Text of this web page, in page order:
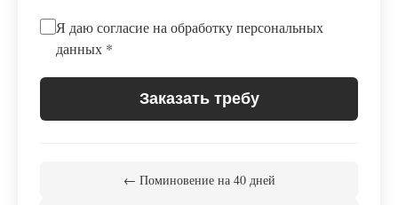
Я даю согласие на обработку персональных
данных *
Заказать требу
← Поминовение на 40 дней